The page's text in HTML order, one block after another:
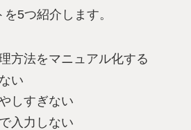
5つ紹介します。
方法をマニュアル化する
い
しすぎない
入力しない